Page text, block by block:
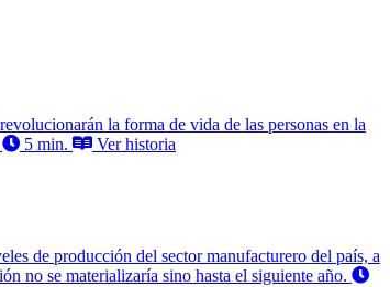
la forma de vida de las personas en la
5 min. Ver historia
de producción del sector manufacturero del país, a
no se materializaría sino hasta el siguiente año.